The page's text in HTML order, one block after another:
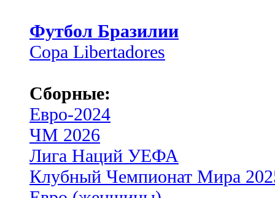
Футбол Бразилии
Copa Libertadores
Сборные:
Евро-2024
ЧМ 2026
Лига Наций УЕФА
Клубный Чемпионат Мира